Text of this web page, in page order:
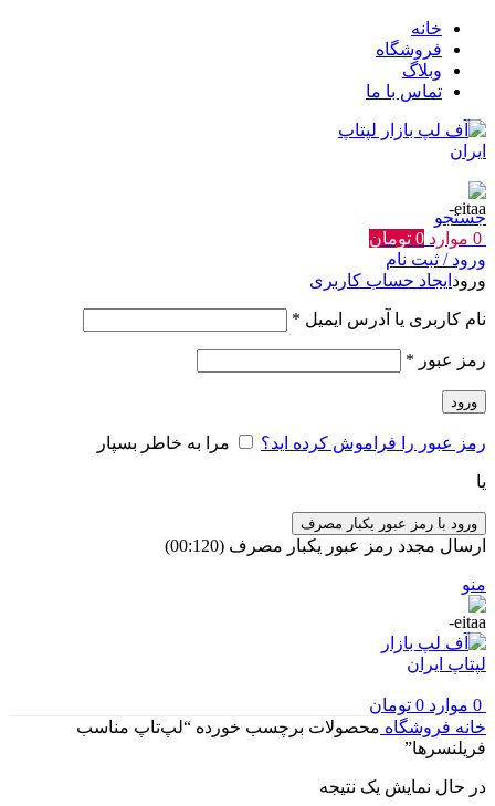
خانه
فروشگاه
وبلاگ
تماس با ما
جستجو
0 موارد 0 تومان
ورود / ثبت نام
ورود ایجاد حساب کاربری
نام کاربری یا آدرس ایمیل *
رمز عبور *
ورود
رمز عبور را فراموش کرده اید؟ مرا به خاطر بسپار
یا
ورود با رمز عبور یکبار مصرف
ارسال مجدد رمز عبور یکبار مصرف (00:
120
)
منو
0 موارد 0 تومان
خانه فروشگاه محصولات برچسب خورده “لپ‌تاپ مناسب
فریلنسرها”
در حال نمایش یک نتیجه